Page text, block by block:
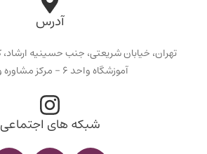
آدرس
آموزشگاه واحد ۶ - مرکز مشاوره واحد ۱۶
شبکه های اجتماعی